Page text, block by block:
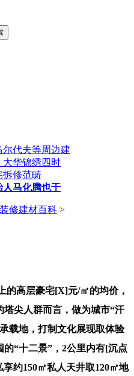
代夫等周边建
大华锦绣四时
拆修范畴
人马化腾也于
装修建材百科 >
高层豪宅[X]元/㎡的均价，
尖人群而言，做为城市“汗
载地，打制文化展现取体验
“十二景”，2公里内有[沉点
约150㎡私人天井取120㎡地